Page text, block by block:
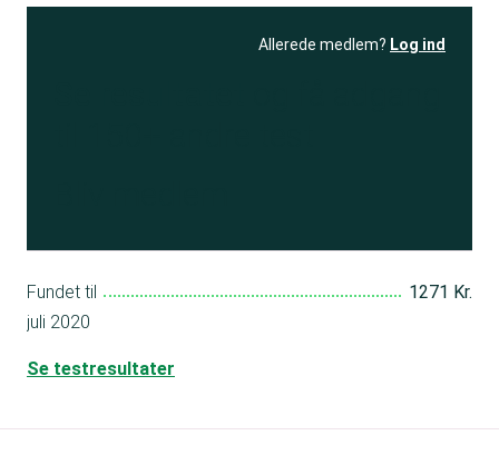
Allerede medlem? Log ind
Fundet til
1271 Kr.
juli 2020
Se testresultater